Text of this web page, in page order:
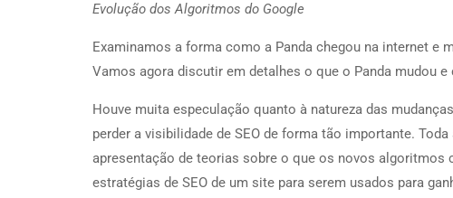
Evolução dos Algoritmos do Google
Examinamos a forma como a Panda chegou na internet e
Vamos agora discutir em detalhes o que o Panda mudou
Houve muita especulação quanto à natureza das
perder a visibilidade de SEO de forma tão importante.
apresentação de teorias sobre o que os novos
estratégias de SEO de um site para serem usados ​​para